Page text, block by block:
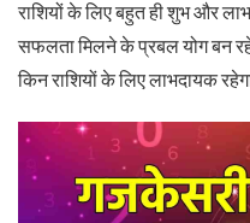
राशियों के लिए बहुत ही शुभ और
सफलता मिलने के प्रबल योग बन
किन राशियों के लिए लाभदायक